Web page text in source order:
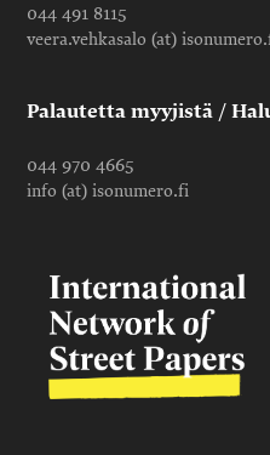
044 491 8115
veera.vehkasalo (at)
Palautetta myyjistä /
044 970 4665
info (at) isonumero.fi